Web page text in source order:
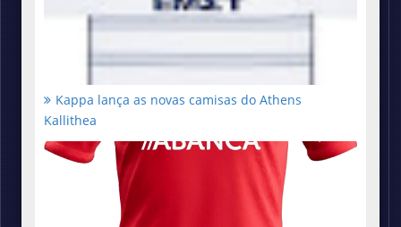
Kappa lança as novas camisas do Athens
Kallithea